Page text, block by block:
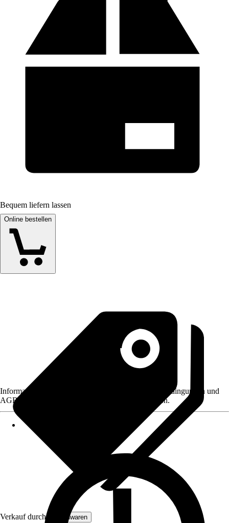
Bequem liefern lassen
Online bestellen
Verkauf durch: Gruenwaren
Informationen des Verkäufers, wie z. B. Rückgabebedingungen und
AGB, finden Sie bei Klick auf den Verkäufernamen.